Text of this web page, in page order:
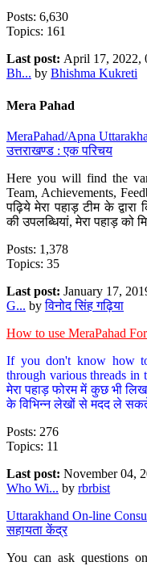
Posts: 6,630
Topics: 161
Last post: April 17, 2022,
Bh... by Bhishma Kukreti
Mera Pahad
MeraPahad/Apna
उत्तराखण्ड : एक परिचय
Here you will find the
Team, Achievements,
पढ़िये मेरा पहाड़ टीम के द्वारा
की उपलब्धियां, मेरा पहाड़ को
Posts: 1,378
Topics: 35
Last post: January 17,
G... byविनोद सिंह गढ़िया
How to use MeraPahad
If you don't know how
through various threads in
मेरा पहाड़ फोरम में कुछ भी
के विभिन्न लेखों से मदद ले
Posts: 276
Topics: 11
Last post: November 04,
Who Wi... by rbrbist
Uttarakhand On-line
सहायता केंद्र
You can ask questions